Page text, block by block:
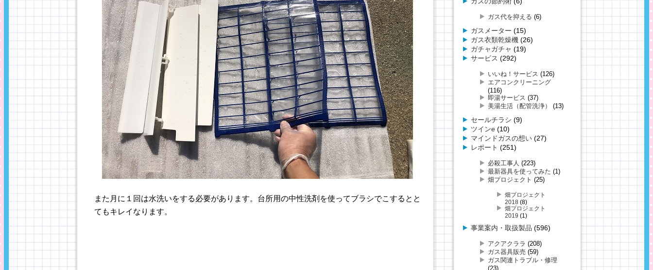
また月に１回は水洗いをする必要があります。台所用の中性洗剤を使ってブラシでこするとと
てもキレイなります。
ガス代を抑える (6)
ガスメーター (15)
ガス衣類乾燥機 (26)
ガチャガチャ (19)
サービス (292)
いいね！サービス (126)
エアコンクリーニング
(116)
即湯サービス (37)
美湯生活（配管洗浄）
(13)
セールチラシ (9)
ツインe(10)
マインドガスの想い(27)
レポート (251)
必殺工事人 (223)
最新器具を使ってみた (1)
畑プロジェクト (25)
畑プロジェクト
2018(8)
畑プロジェクト
2019 (1)
事業案内・取扱製品 (596)
アクアクララ (208)
ガス器具販売 (59)
ガス関連トラブル・修理
(23)